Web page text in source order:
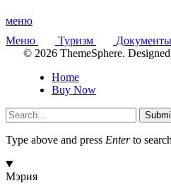
меню
Меню
Туризм
Документы
© 2026 ThemeSphere.
Home
Buy Now
Type above and press Enterto
Мэрия